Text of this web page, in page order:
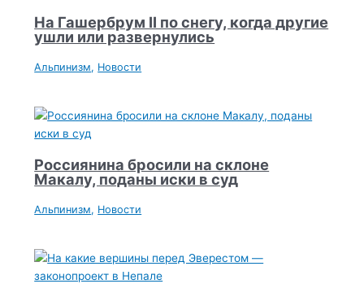
На Гашербрум II по снегу, когда другие
ушли или развернулись
Альпинизм, Новости
Россиянина бросили на склоне
Макалу, поданы иски в суд
Альпинизм, Новости